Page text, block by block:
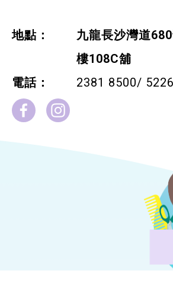
地點：
九龍長沙灣道
樓108C舖
電話：
2381 8500/